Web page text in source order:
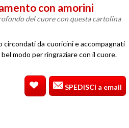
con amorini
del cuore con questa cartolina
circondati da cuoricini e accompagnati
modo per ringraziare con il cuore.
SPEDISCI a email